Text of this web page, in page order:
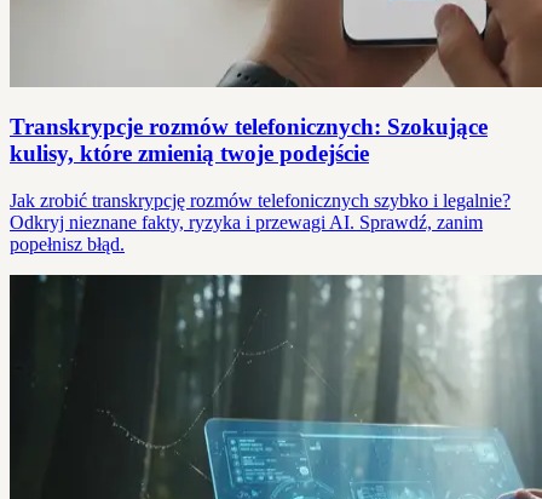
Transkrypcje rozmów telefonicznych: Szokujące
kulisy, które zmienią twoje podejście
Jak zrobić transkrypcję rozmów telefonicznych szybko i legalnie?
Odkryj nieznane fakty, ryzyka i przewagi AI. Sprawdź, zanim
popełnisz błąd.